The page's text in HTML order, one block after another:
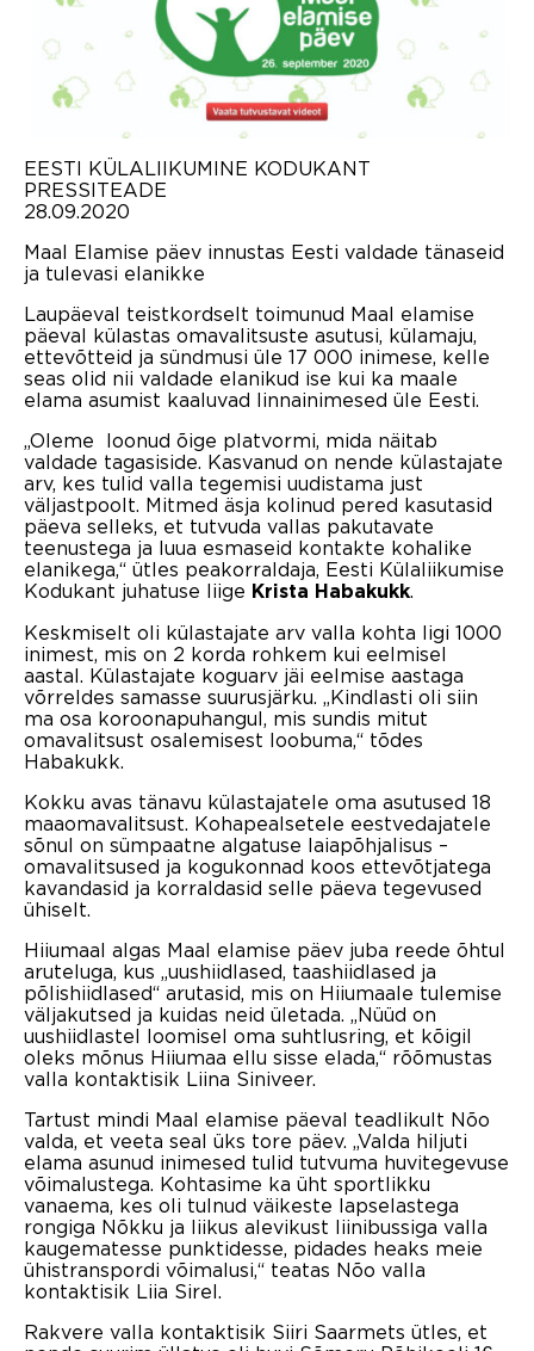
EESTI KÜLALIIKUMINE KODUKANT
PRESSITEADE
28.09.2020
Maal Elamise päev innustas Eesti valdade tänaseid
ja tulevasi elanikke
Laupäeval teistkordselt toimunud Maal elamise
päeval külastas omavalitsuste asutusi, külamaju,
ettevõtteid ja sündmusi üle 17 000 inimese, kelle
seas olid nii valdade elanikud ise kui ka maale
elama asumist kaaluvad linnainimesed üle Eesti.
„Oleme loonud õige platvormi, mida näitab
valdade tagasiside. Kasvanud on nende külastajate
arv, kes tulid valla tegemisi uudistama just
väljastpoolt. Mitmed äsja kolinud pered kasutasid
päeva selleks, et tutvuda vallas pakutavate
teenustega ja luua esmaseid kontakte kohalike
elanikega,“ ütles peakorraldaja, Eesti Külaliikumise
Kodukant juhatuse liige Krista Habakukk.
Keskmiselt oli külastajate arv valla kohta ligi 1000
inimest, mis on 2 korda rohkem kui eelmisel
aastal. Külastajate koguarv jäi eelmise aastaga
võrreldes samasse suurusjärku. „Kindlasti oli siin
ma osa koroonapuhangul, mis sundis mitut
omavalitsust osalemisest loobuma,“ tõdes
Habakukk.
Kokku avas tänavu külastajatele oma asutused 18
maaomavalitsust. Kohapealsetele eestvedajatele
sõnul on sümpaatne algatuse laiapõhjalisus –
omavalitsused ja kogukonnad koos ettevõtjatega
kavandasid ja korraldasid selle päeva tegevused
ühiselt.
Hiiumaal algas Maal elamise päev juba reede õhtul
aruteluga, kus „uushiidlased, taashiidlased ja
põlishiidlased“ arutasid, mis on Hiiumaale tulemise
väljakutsed ja kuidas neid ületada. „Nüüd on
uushiidlastel loomisel oma suhtlusring, et kõigil
oleks mõnus Hiiumaa ellu sisse elada,“ rõõmustas
valla kontaktisik Liina Siniveer.
Tartust mindi Maal elamise päeval teadlikult Nõo
valda, et veeta seal üks tore päev. „Valda hiljuti
elama asunud inimesed tulid tutvuma huvitegevuse
võimalustega. Kohtasime ka üht sportlikku
vanaema, kes oli tulnud väikeste lapselastega
rongiga Nõkku ja liikus alevikust liinibussiga valla
kaugematesse punktidesse, pidades heaks meie
ühistranspordi võimalusi,“ teatas Nõo valla
kontaktisik Liia Sirel.
Rakvere valla kontaktisik Siiri Saarmets ütles, et